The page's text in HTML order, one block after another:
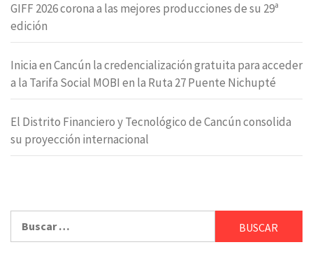
GIFF 2026 corona a las mejores producciones de su 29ª
edición
Inicia en Cancún la credencialización gratuita para acceder
a la Tarifa Social MOBI en la Ruta 27 Puente Nichupté
El Distrito Financiero y Tecnológico de Cancún consolida
su proyección internacional